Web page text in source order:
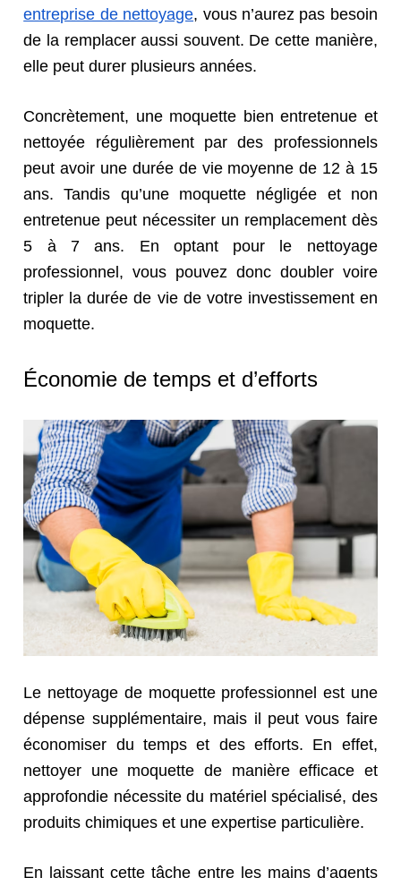
entreprise de nettoyage, vous n’aurez pas besoin
de la remplacer aussi souvent. De cette manière,
elle peut durer plusieurs années.
Concrètement, une moquette bien entretenue et
nettoyée régulièrement par des professionnels
peut avoir une durée de vie moyenne de 12 à 15
ans. Tandis qu’une moquette négligée et non
entretenue peut nécessiter un remplacement dès
5 à 7 ans. En optant pour le nettoyage
professionnel, vous pouvez donc doubler voire
tripler la durée de vie de votre investissement en
moquette.
Économie de temps et d’efforts
Le nettoyage de moquette professionnel est une
dépense supplémentaire, mais il peut vous faire
économiser du temps et des efforts. En effet,
nettoyer une moquette de manière efficace et
approfondie nécessite du matériel spécialisé, des
produits chimiques et une expertise particulière.
En laissant cette tâche entre les mains d’agents